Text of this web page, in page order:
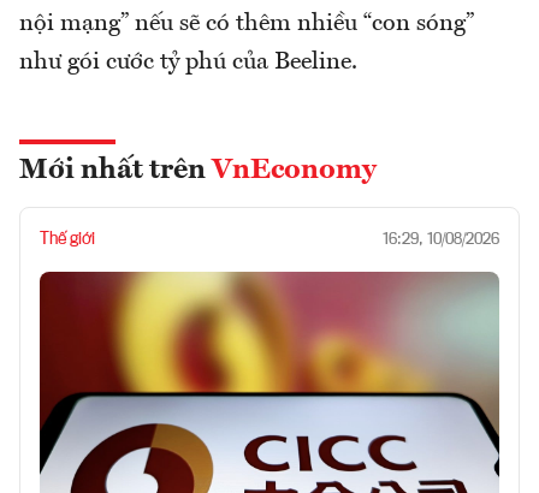
nội mạng” nếu sẽ có thêm nhiều “con sóng”
như gói cước tỷ phú của Beeline.
Mới nhất trên VnEconomy
Thế giới 16:29, 10/08/2026